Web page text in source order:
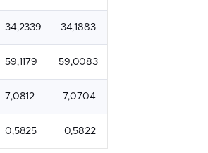
34,2339 34,1883
59,1179 59,0083
7,0812 7,0704
0,5825 0,5822